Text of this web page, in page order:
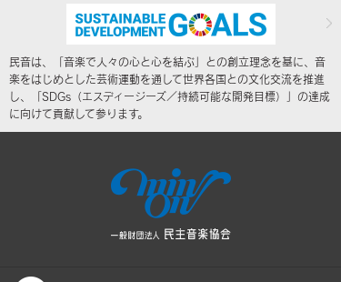
民音は、「音楽で人々の心と心を結ぶ」との創立理念を基に、音
楽をはじめとした芸術運動を通して世界各国との文化交流を推進
し、「SDGs（エスディージーズ／持続可能な開発目標）」の達成
に向けて貢献して参ります。